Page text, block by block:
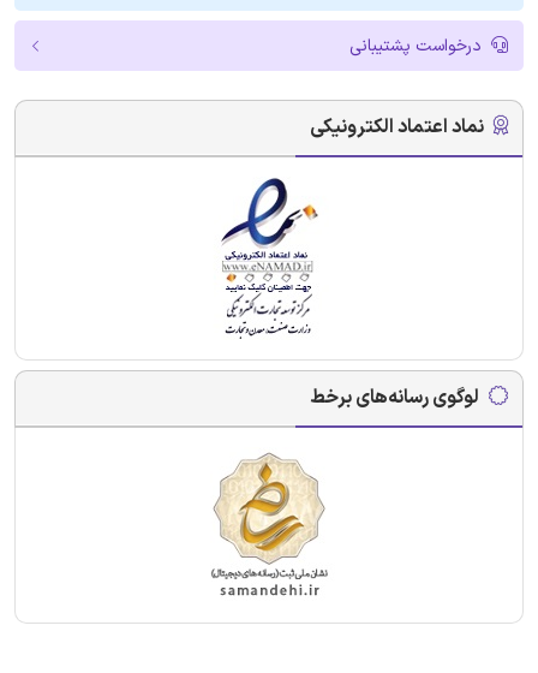
درخواست پشتیبانی
نماد اعتماد الکترونیکی
لوگوی رسانه‌های برخط